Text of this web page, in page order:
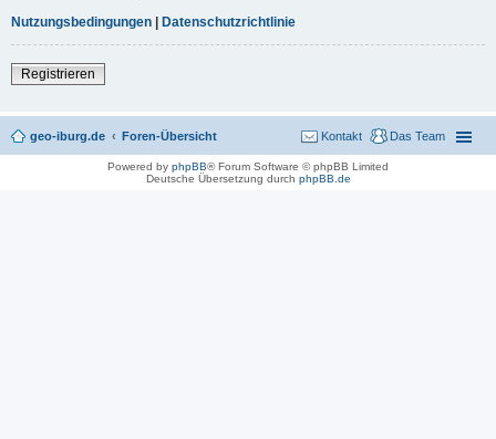
Nutzungsbedingungen | Datenschutzrichtlinie
Registrieren
geo-iburg.de Foren-Übersicht Das Team
Kontakt
Powered by phpBB® Forum Software © phpBB Limited
Deutsche Übersetzung durch phpBB.de